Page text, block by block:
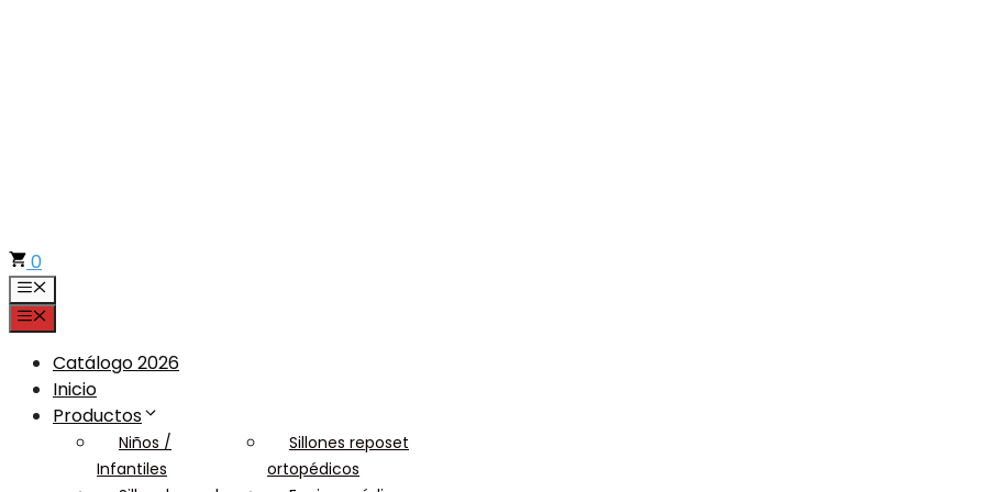
0
Menú
Menú
Catálogo 2026
Inicio
Productos
Niños /
Infantiles
Sillones reposet
ortopédicos